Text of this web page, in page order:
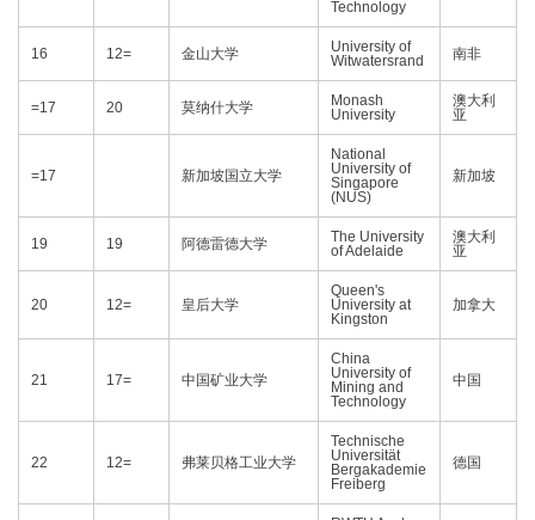
Technology
16 12= 金山大学
University of
Witwatersrand
南非
=17 20 莫纳什大学
Monash
University
澳大利
亚
=17 新加坡国立大学
National
University of
Singapore
(NUS)
新加坡
19 19 阿德雷德大学
The University
of Adelaide
澳大利
亚
20 12= 皇后大学
Queen's
University at
Kingston
加拿大
21 17= 中国矿业大学
China
University of
Mining and
Technology
中国
22 12= 弗莱贝格工业大学
Technische
Universität
Bergakademie
Freiberg
德国